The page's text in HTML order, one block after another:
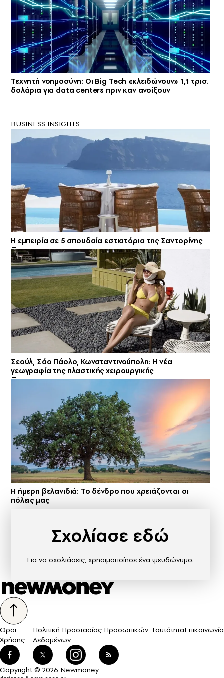
Τεχνητή νοημοσύνη: Οι Big Tech «κλειδώνουν» 1,1 τρισ.
δολάρια για data centers πριν καν ανοίξουν
BUSINESS INSIGHTS
Η εμπειρία σε 5 σπουδαία εστιατόρια της Σαντορίνης
Σεούλ, Σάο Πάολο, Κωνσταντινούπολη: Η νέα
γεωγραφία της πλαστικής χειρουργικής
Η ήμερη βελανιδιά: Το δένδρο που χρειάζονται οι
πόλεις μας
Σχολίασε εδώ
Για να σχολιάσεις, χρησιμοποίησε ένα ψευδώνυμο.
Όροι
Χρήσης
Πολιτική Προστασίας Προσωπικών
Δεδομένων
ΤαυτότηταΕπικοινωνία
Copyright © 2026 Newmoney